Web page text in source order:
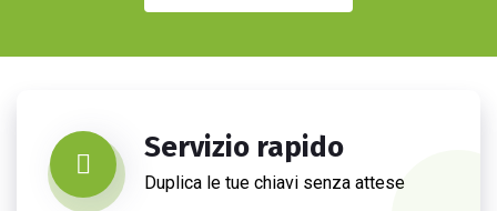
Servizio rapido
Duplica le tue chiavi senza attese